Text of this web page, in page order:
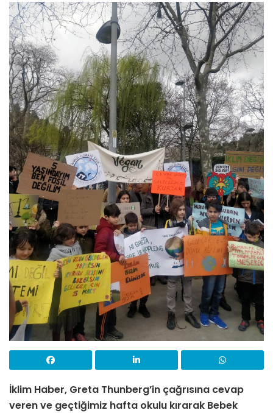
İklim Haber, Greta Thunberg’in çağrısına cevap
veren ve geçtiğimiz hafta okulu kırarak Bebek